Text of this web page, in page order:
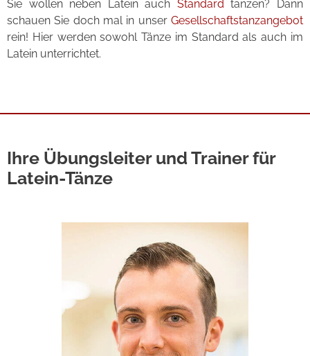
Sie wollen neben Latein auch Standard tanzen? Dann
schauen Sie doch mal in unser Gesellschaftstanzangebot
rein! Hier werden sowohl Tänze im Standard als auch im
Latein unterrichtet.
Ihre Übungsleiter und Trainer für
Latein-Tänze